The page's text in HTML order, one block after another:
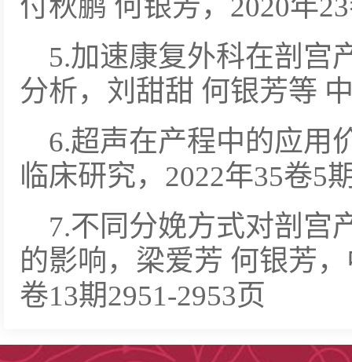
付秋鹏 何银芳，2020年
5.加速康复外科在剖宫
分析，刘甜甜 何银芳等
6.超声在产程中的应用
临床研究，2022年35卷5
7.不同分娩方式对剖宫
的影响，梁爱芳 何银芳
卷13期2951-2953页